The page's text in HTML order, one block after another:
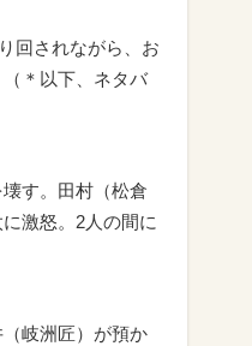
回されながら、お
＊以下、ネタバ
す。田村（松倉
激怒。2人の間に
岐洲匠）が預か